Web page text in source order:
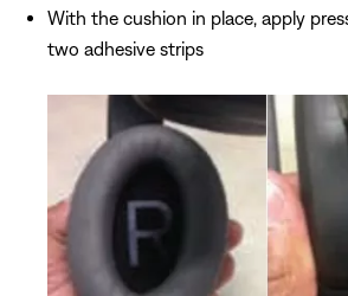
With the cushion in place, apply
two adhesive strips